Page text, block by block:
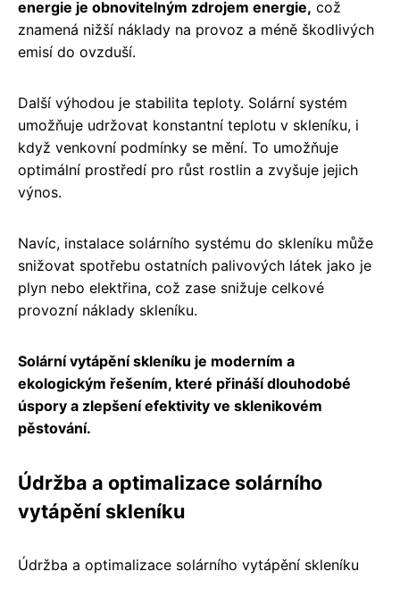
energie je obnovitelným zdrojem energie, což
znamená nižší náklady na provoz a méně škodlivých
emisí do ovzduší.
Další výhodou je stabilita teploty. Solární systém
umožňuje udržovat konstantní teplotu v skleníku, i
když venkovní podmínky se mění. To umožňuje
optimální prostředí pro růst rostlin a zvyšuje jejich
výnos.
Navíc, instalace solárního systému do skleníku může
snižovat spotřebu ostatních palivových látek jako je
plyn nebo elektřina, což zase snižuje celkové
provozní náklady skleníku.
Solární vytápění skleníku je moderním a
ekologickým řešením, které přináší dlouhodobé
úspory a zlepšení efektivity ve sklenikovém
pěstování.
Údržba a optimalizace solárního
vytápění skleníku
Údržba a optimalizace solárního vytápění skleníku